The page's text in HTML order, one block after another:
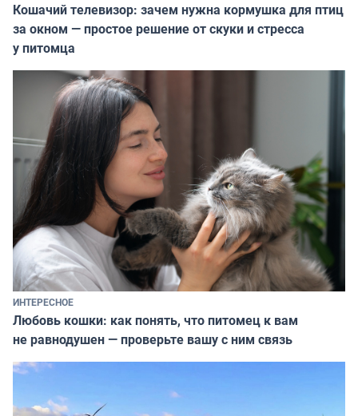
Кошачий телевизор: зачем нужна кормушка для птиц
за окном — простое решение от скуки и стресса
у питомца
ИНТЕРЕСНОЕ
Любовь кошки: как понять, что питомец к вам
не равнодушен — проверьте вашу с ним связь